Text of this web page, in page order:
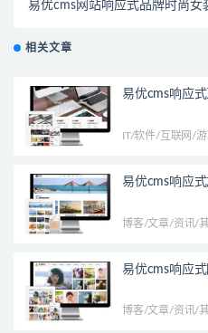
易优cms网站响应式品牌时尚女
相关文章
易优cms响应
IT/软件/互联网/
易优cms响应
博客/文章/资讯/
易优cms响应
博客/文章/资讯/